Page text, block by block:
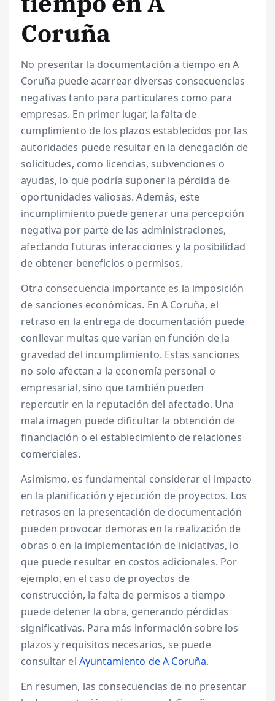
Coruña
No presentar la documentación a tiempo en A
Coruña puede acarrear diversas consecuencias
negativas tanto para particulares como para
empresas. En primer lugar, la falta de
cumplimiento de los plazos establecidos por las
autoridades puede resultar en la denegación de
solicitudes, como licencias, subvenciones o
ayudas, lo que podría suponer la pérdida de
oportunidades valiosas. Además, este
incumplimiento puede generar una percepción
negativa por parte de las administraciones,
afectando futuras interacciones y la posibilidad
de obtener beneficios o permisos.
Otra consecuencia importante es la imposición
de sanciones económicas. En A Coruña, el
retraso en la entrega de documentación puede
conllevar multas que varían en función de la
gravedad del incumplimiento. Estas sanciones
no solo afectan a la economía personal o
empresarial, sino que también pueden
repercutir en la reputación del afectado. Una
mala imagen puede dificultar la obtención de
financiación o el establecimiento de relaciones
comerciales.
Asimismo, es fundamental considerar el impacto
en la planificación y ejecución de proyectos. Los
retrasos en la presentación de documentación
pueden provocar demoras en la realización de
obras o en la implementación de iniciativas, lo
que puede resultar en costos adicionales. Por
ejemplo, en el caso de proyectos de
construcción, la falta de permisos a tiempo
puede detener la obra, generando pérdidas
significativas. Para más información sobre los
plazos y requisitos necesarios, se puede
consultar el Ayuntamiento de A Coruña.
En resumen, las consecuencias de no presentar